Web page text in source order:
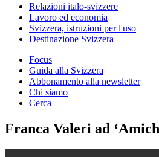
Relazioni italo-svizzere
Lavoro ed economia
Svizzera, istruzioni per l'uso
Destinazione Svizzera
Focus
Guida alla Svizzera
Abbonamento alla newsletter
Chi siamo
Cerca
Franca Valeri ad